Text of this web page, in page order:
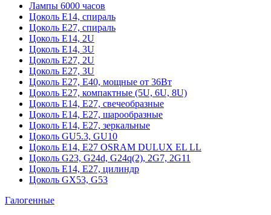
Лампы 6000 часов
Цоколь Е14, спираль
Цоколь Е27, спираль
Цоколь Е14, 2U
Цоколь Е14, 3U
Цоколь Е27, 2U
Цоколь Е27, 3U
Цоколь Е27, Е40, мощные от 36Вт
Цоколь Е27, компактные (5U, 6U, 8U)
Цоколь Е14, Е27, свечеобразные
Цоколь Е14, Е27, шарообразные
Цоколь Е14, Е27, зеркальные
Цоколь GU5.3, GU10
Цоколь Е14, Е27 OSRAM DULUX EL LL
Цоколь G23, G24d, G24q(2), 2G7, 2G11
Цоколь Е14, Е27, цилиндр
Цоколь GX53, G53
Галогенные